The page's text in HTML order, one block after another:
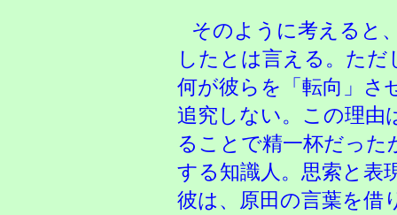
そのように考えると
したとは言える。た
何が彼らを「転向」さ
追究しない。この理由
ることで精一杯だった
する知識人。思索と表
彼は、原田の言葉を借